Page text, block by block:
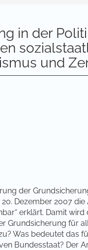
in der
und
der
Dezember 2007
erklärt. Damit
Grundsicherung für
Was bedeutet das
Bundesstaat? Der